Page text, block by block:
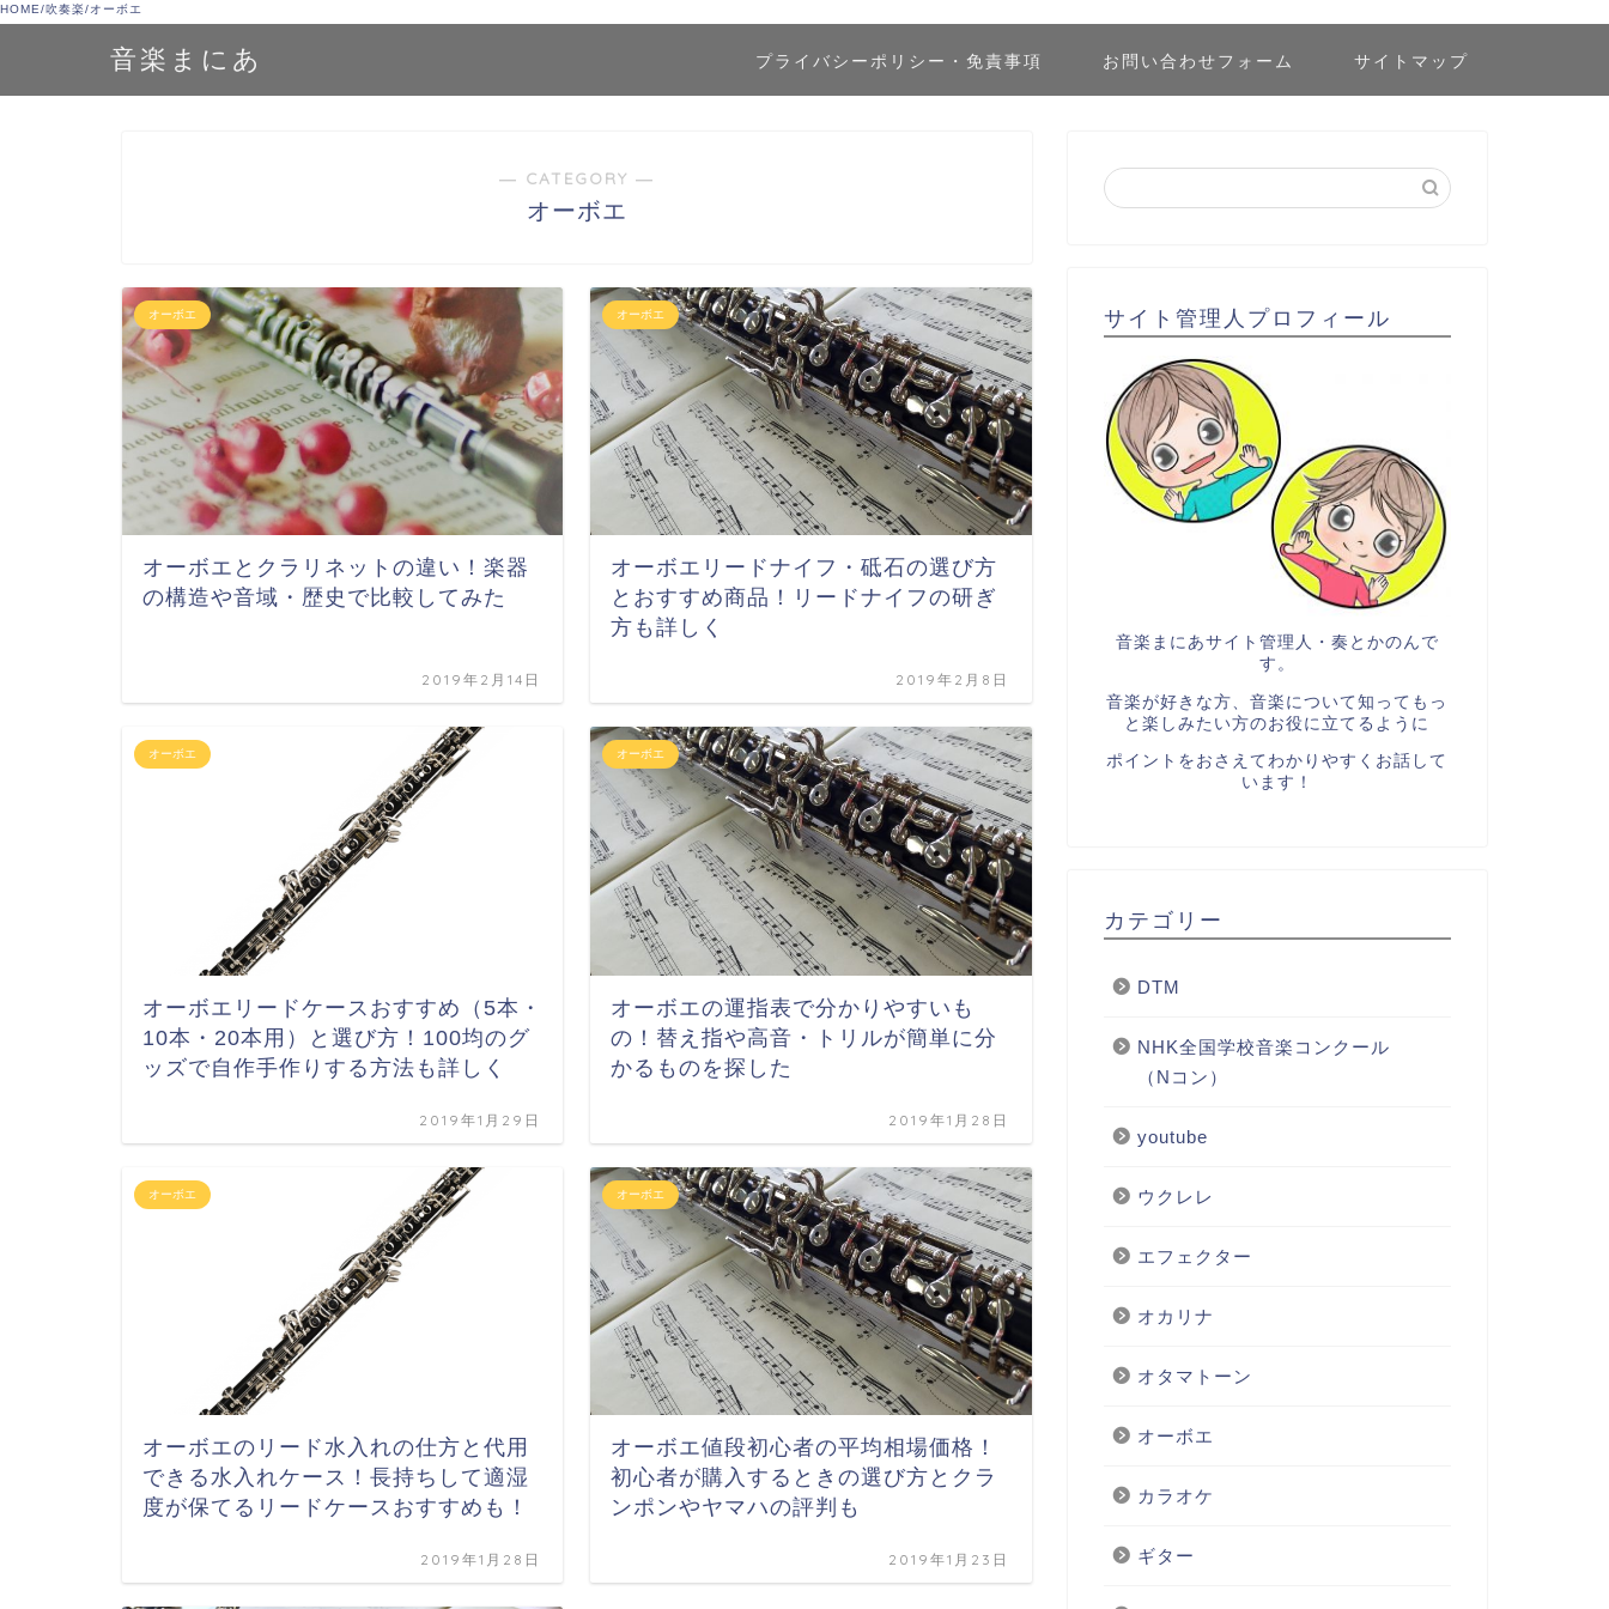
HOME/吹奏楽/オーボエ
音楽まにあ プライバシーポリシー・免責事項 お問い合わせフォーム サイトマップ
― CATEGORY ―
オーボエ
オーボエ
オーボエとクラリネットの違い！楽器
の構造や音域・歴史で比較してみた
2019年2月14日
オーボエ
オーボエリードナイフ・砥石の選び方
とおすすめ商品！リードナイフの研ぎ
方も詳しく
2019年2月8日
オーボエ
オーボエリードケースおすすめ（5本・
10本・20本用）と選び方！100均のグ
ッズで自作手作りする方法も詳しく
2019年1月29日
オーボエ
オーボエの運指表で分かりやすいも
の！替え指や高音・トリルが簡単に分
かるものを探した
2019年1月28日
オーボエ
オーボエのリード水入れの仕方と代用
できる水入れケース！長持ちして適湿
度が保てるリードケースおすすめも！
2019年1月28日
オーボエ
オーボエ値段初心者の平均相場価格！
初心者が購入するときの選び方とクラ
ンポンやヤマハの評判も
2019年1月23日
サイト管理人プロフィール
音楽まにあサイト管理人・奏とかのんで
す。
音楽が好きな方、音楽について知ってもっ
と楽しみたい方のお役に立てるように
ポイントをおさえてわかりやすくお話して
います！
カテゴリー
DTM
NHK全国学校音楽コンクール
（Nコン）
youtube
ウクレレ
エフェクター
オカリナ
オタマトーン
オーボエ
カラオケ
ギター